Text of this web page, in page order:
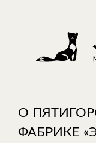
О
ФАБРИКЕ